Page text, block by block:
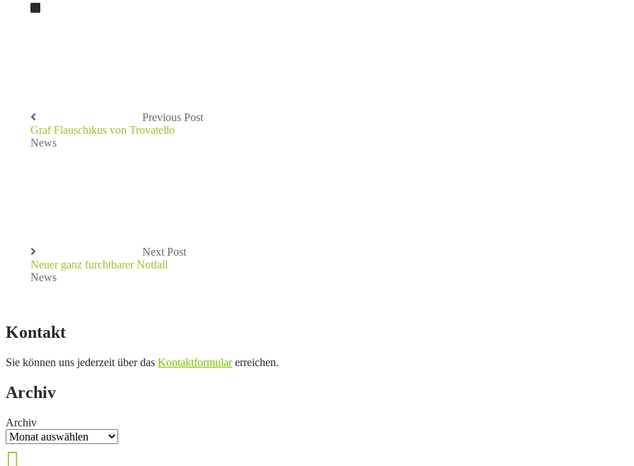
Previous Post
Graf Flauschikus von Trovatello
News
Next Post
Neuer ganz furchtbarer Notfall
News
Kontakt
Sie können uns jederzeit über das Kontaktformularerreichen.
Archiv
Archiv